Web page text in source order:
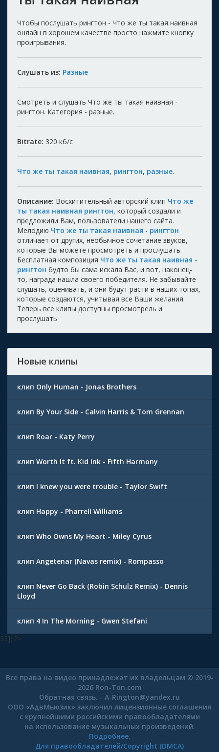
Чтобы послушать рингтон - Что же ты такая наивная
онлайн в хорошем качестве просто нажмите кнопку
проигрывания.
Слушать из: Разные
Смотреть и слушать Что же ты такая наивная -
рингтон. Категория - разные.
Bitrate: 320 кб/с
Что же ты такая наивная, рингтон, разные.
Описание: Восхитительный авторский клип Что же
ты такая наивная рингтон, который создали и
предложили Вам, пользователи нашего сайта.
Мелодию Что же ты такая наивная - рингтон
отличает от других, необычное сочетание звуков,
которые Вы можете просмотреть и прослушать.
Бесплатная композиция Что же ты такая наивная -
рингтон будто бы сама искала Вас, и вот, наконец-
то, награда нашла своего победителя. Не забывайте
слушать, оценивать, и они будут расти в наших топах,
которые создаются, учитывая все Ваши желания.
Теперь все клипы доступны просмотрель и
прослушать
Новые клипы
клип Only Human - Jonas Brothers
клип By Your Side - Calvin Harris & Tom Grennan
клип Roar - Katy Perry
клип Worth It ft. Kid Ink - Fifth Harmony
клип I knew you were trouble - Taylor Swift
клип Happy - Pharrell Williams
клип Who Owns My Heart - Miley Cyrus
клип Angetenar (Navas remix) - Rompasso
клип Never Go Back (Robin Schulz Remix) - Dennis
Lloyd
клип 4 In The Morning - Gwen Stefani
33]) ?>
Все права на видео принадлежат их владельцам © 2019-
2026 Ron-Ton.com
Обратная связь. - A-Rington@yandex.ru
ООО «АдвМьюзик» заключил лицензионные соглашения
с крупнейшими российскими правообладателями
на использование музыкальных произведений.
Подробнее.
Для правообладателей/Copyright (DMCA)